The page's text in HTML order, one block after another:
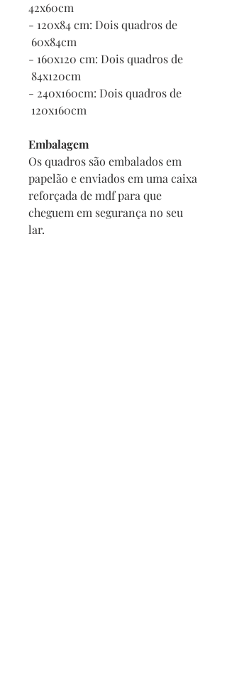
42x60cm
- 120x84 cm: Dois quadros de
60x84cm
- 160x120 cm: Dois quadros de
84x120cm
- 240x160cm: Dois quadros de
120x160cm
Embalagem
Os quadros são embalados em
papelão e enviados em uma caixa
reforçada de mdf para que
cheguem em segurança no seu
lar.